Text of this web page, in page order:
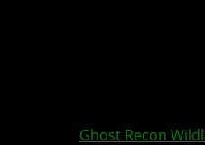
Ghost Recon